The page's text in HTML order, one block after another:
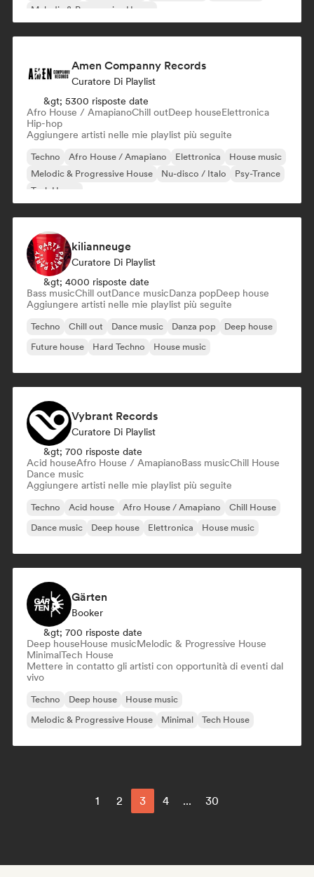
Melodic & Progressive House
Amen Companny Records
Curatore Di Playlist
&gt; 5300 risposte date
Afro House / AmapianoChill outDeep houseElettronica
Hip-hop
Aggiungere artisti nelle mie playlist più seguite
Techno Afro House / Amapiano Elettronica
House music
Melodic & Progressive House
Nu-disco / Italo
Psy-Trance
Tech House
kilianneuge
Curatore Di Playlist
&gt; 4000 risposte date
Bass musicChill outDance musicDanza popDeep house
Aggiungere artisti nelle mie playlist più seguite
Techno Chill out Dance music Danza pop
Deep house
Future house
Hard Techno House music
Vybrant Records
Curatore Di Playlist
&gt; 700 risposte date
Acid houseAfro House / AmapianoBass musicChill House
Dance music
Aggiungere artisti nelle mie playlist più seguite
Techno Acid house Afro House / Amapiano
Chill House
Dance music
Deep house Elettronica House music
Gärten
Booker
&gt; 700 risposte date
Deep houseHouse musicMelodic & Progressive House
MinimalTech House
Mettere in contatto gli artisti con opportunità di eventi dal
vivo
Techno Deep house
House music
Melodic & Progressive House
Minimal Tech House
1 2 3 4 ... 30